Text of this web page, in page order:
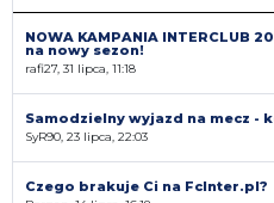
NOWA KAMPANIA INTERCLUB
na nowy sezon!
rafi27, 31 lipca, 11:18
Samodzielny wyjazd na mecz -
SyR90, 23 lipca, 22:03
Czego brakuje Ci na FcInter.pl?